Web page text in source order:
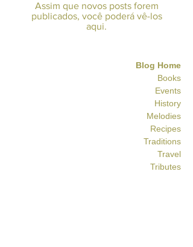
Assim que novos posts forem
publicados, você poderá vê-los
aqui.
Blog Home
Books
Events
History
Melodies
Recipes
Traditions
Travel
Tributes